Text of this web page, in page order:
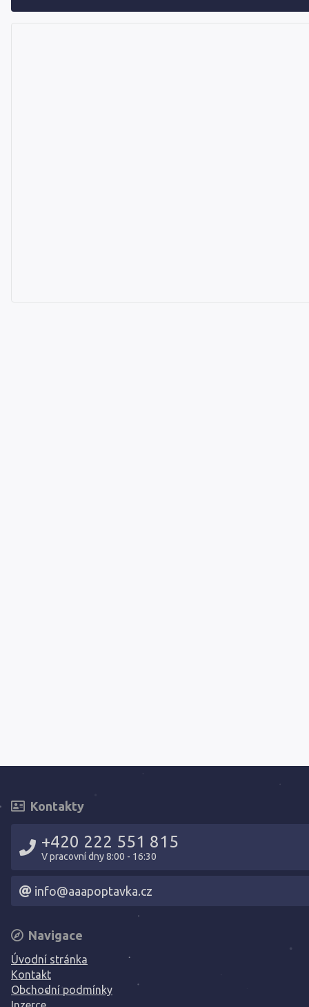
Kontakty
+420 222 551 815
V pracovní dny 8:00 - 16:30
info@aaapoptavka.cz
Navigace
Úvodní stránka
Kontakt
Obchodní podmínky